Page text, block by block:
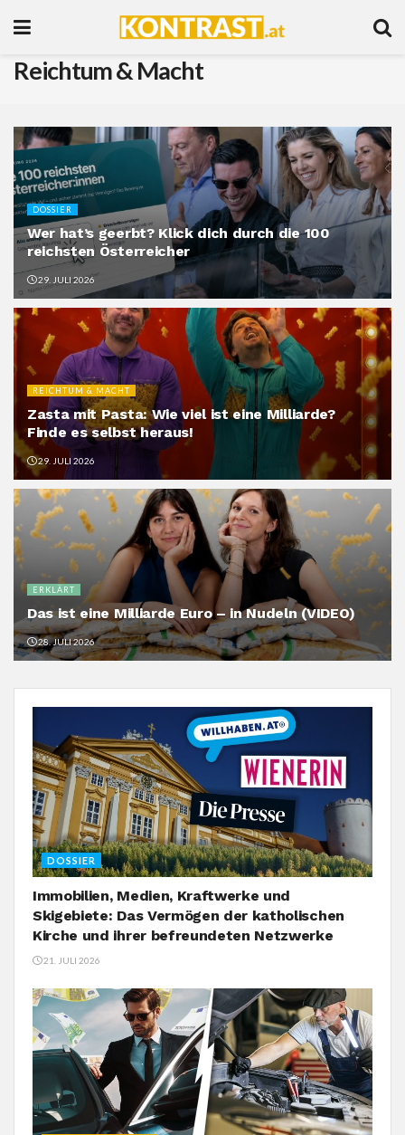
Reichtum & Macht
DOSSIER
Wer hat’s geerbt? Klick dich durch die 100
reichsten Österreicher
29. JULI 2026
REICHTUM & MACHT
Zasta mit Pasta: Wie viel ist eine Milliarde?
Finde es selbst heraus!
29. JULI 2026
ERKLÄRT
Das ist eine Milliarde Euro – in Nudeln (VIDEO)
28. JULI 2026
DOSSIER
Immobilien, Medien, Kraftwerke und
Skigebiete: Das Vermögen der katholischen
Kirche und ihrer befreundeten Netzwerke
21. JULI 2026